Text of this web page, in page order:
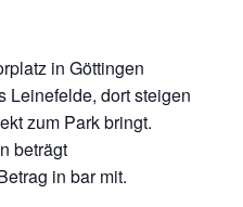
in Göttingen
Leinefelde, dort steigen
zum Park bringt.
beträgt
in bar mit.